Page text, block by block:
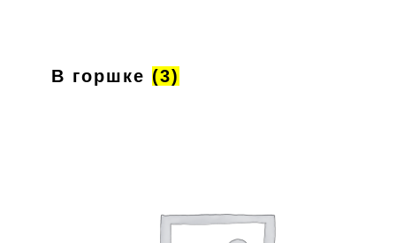
В горшке (3)